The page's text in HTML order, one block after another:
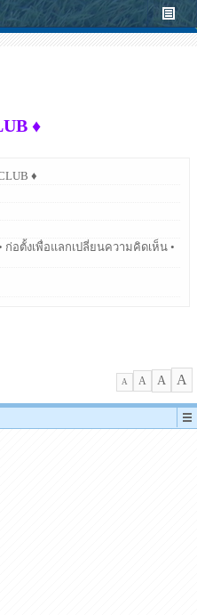
♦
♦
ก่อตั้งเพื่อแลกเปลี่ยนความคิดเห็น •
A A A A